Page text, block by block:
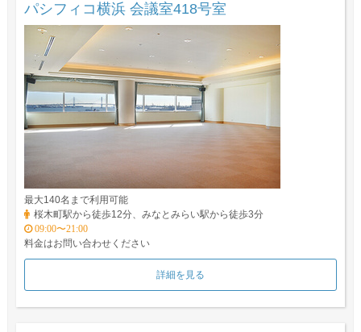
パシフィコ横浜 会議室418号室
最大140名まで利用可能
桜木町駅から徒歩12分、みなとみらい駅から徒歩3分
09:00〜21:00
料金はお問い合わせください
詳細を見る